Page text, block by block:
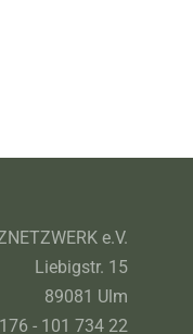
e.V.
Liebigstr. 15
89081 Ulm
- 101 734 22